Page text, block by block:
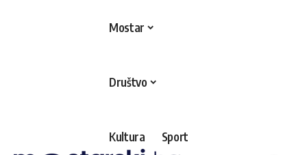
Mostar
Društvo
Kultura Sport